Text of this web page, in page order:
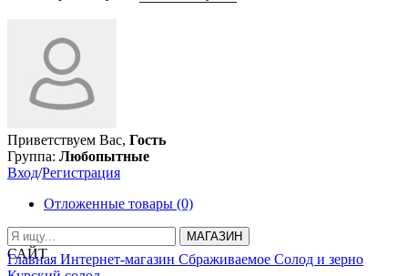
Приветствуем Вас, Гость
Группа: Любопытные
Вход/Регистрация
Отложенные товары (0)
МАГАЗИН
САЙТ
Главная Интернет-магазин Сбраживаемое Солод и зерно